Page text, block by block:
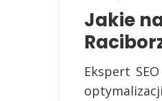
Jakie
Ekspert